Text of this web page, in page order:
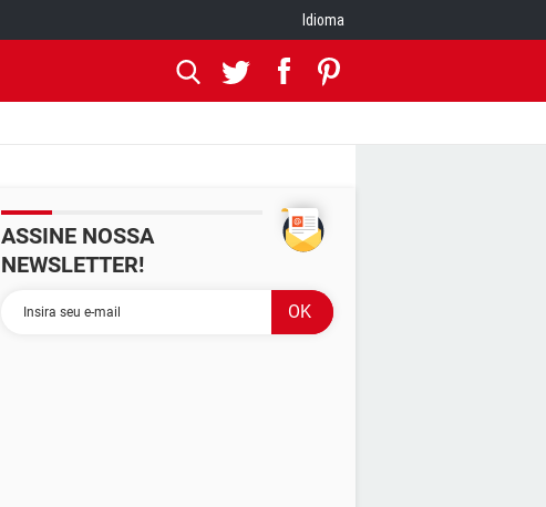
Idioma
ASSINE NOSSA
NEWSLETTER!